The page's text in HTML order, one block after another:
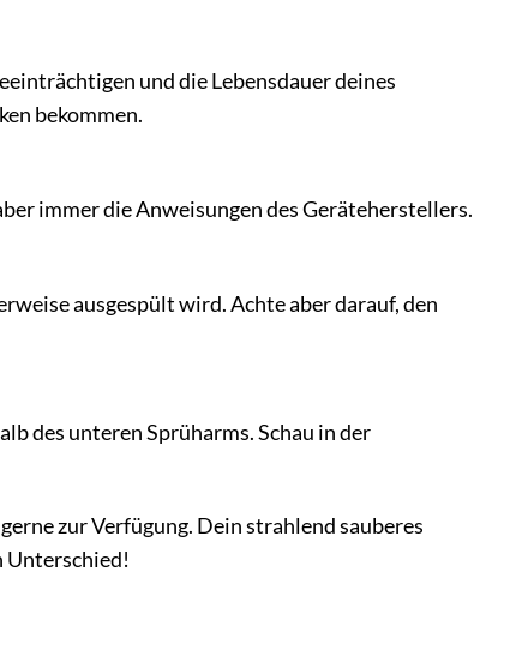
und die Lebensdauer deines
bekommen.
immer die Anweisungen des Geräteherstellers.
ausgespült wird. Achte aber darauf, den
des unteren Sprüharms. Schau in der
zur Verfügung. Dein strahlend sauberes
Unterschied!